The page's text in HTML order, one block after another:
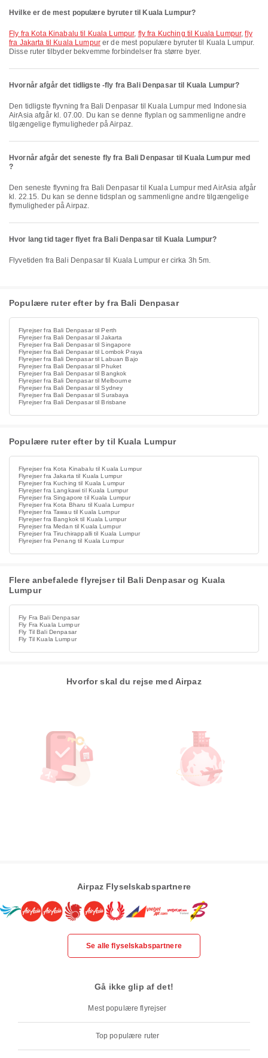
Hvilke er de mest populære byruter til Kuala Lumpur?
fly fra Kota Kinabalu til Kuala Lumpur, fly fra Kuching til Kuala Lumpur,fly
fra Jakarta til Kuala Lumpurer de mest populære byruter til Kuala Lumpur.
Disse ruter tilbyder bekvemme forbindelser fra større byer.
Hvornår afgår det tidligste -fly fra Bali Denpasar til Kuala Lumpur?
Den tidligste flyvning fra Bali Denpasar til Kuala Lumpur med Indonesia
AirAsia afgår kl. 07.00. Du kan se denne flyplan og sammenligne andre
tilgængelige flymuligheder på Airpaz.
Hvornår afgår det seneste fly fra Bali Denpasar til Kuala Lumpur med
?
Den seneste flyvning fra Bali Denpasar til Kuala Lumpur med AirAsia afgår
kl. 22.15. Du kan se denne tidsplan og sammenligne andre tilgængelige
flymuligheder på Airpaz.
Hvor lang tid tager flyet fra Bali Denpasar til Kuala Lumpur?
Flyvetiden fra Bali Denpasar til Kuala Lumpur er cirka 3h 5m.
Populære ruter efter by fra Bali Denpasar
Flyrejser fra Bali Denpasar til Perth
Flyrejser fra Bali Denpasar til Jakarta
Flyrejser fra Bali Denpasar til Singapore
Flyrejser fra Bali Denpasar til Lombok Praya
Flyrejser fra Bali Denpasar til Labuan Bajo
Flyrejser fra Bali Denpasar til Phuket
Flyrejser fra Bali Denpasar til Bangkok
Flyrejser fra Bali Denpasar til Melbourne
Flyrejser fra Bali Denpasar til Sydney
Flyrejser fra Bali Denpasar til Surabaya
Flyrejser fra Bali Denpasar til Brisbane
Populære ruter efter by til Kuala Lumpur
Flyrejser fra Kota Kinabalu til Kuala Lumpur
Flyrejser fra Jakarta til Kuala Lumpur
Flyrejser fra Kuching til Kuala Lumpur
Flyrejser fra Langkawi til Kuala Lumpur
Flyrejser fra Singapore til Kuala Lumpur
Flyrejser fra Kota Bharu til Kuala Lumpur
Flyrejser fra Tawau til Kuala Lumpur
Flyrejser fra Bangkok til Kuala Lumpur
Flyrejser fra Medan til Kuala Lumpur
Flyrejser fra Tiruchirappalli til Kuala Lumpur
Flyrejser fra Penang til Kuala Lumpur
Flere anbefalede flyrejser til Bali Denpasar og Kuala
Lumpur
Fly Fra Bali Denpasar
Fly Fra Kuala Lumpur
Fly Til Bali Denpasar
Fly Til Kuala Lumpur
Hvorfor skal du rejse med Airpaz
Airpaz Flyselskabspartnere
Se alle flyselskabspartnere
Gå ikke glip af det!
Mest populære flyrejser
Top populære ruter